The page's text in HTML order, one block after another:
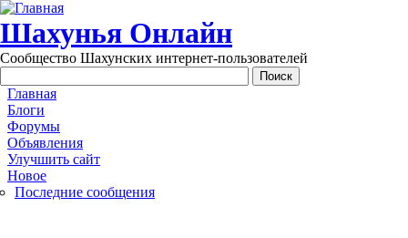
Перейти к основному содержанию
Шахунья Онлайн
Сообщество Шахунских интернет-пользователей
Main menu
Главная
Блоги
Форумы
Объявления
Улучшить сайт
Новое
Последние сообщения